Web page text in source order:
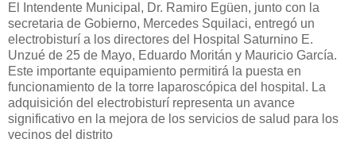
El Intendente Municipal, Dr. Ramiro Egüen, junto con la
secretaria de Gobierno, Mercedes Squilaci, entregó un
electrobisturí a los directores del Hospital Saturnino E.
Unzué de 25 de Mayo, Eduardo Moritán y Mauricio García.
Este importante equipamiento permitirá la puesta en
funcionamiento de la torre laparoscópica del hospital. La
adquisición del electrobisturí representa un avance
significativo en la mejora de los servicios de salud para los
vecinos del distrito